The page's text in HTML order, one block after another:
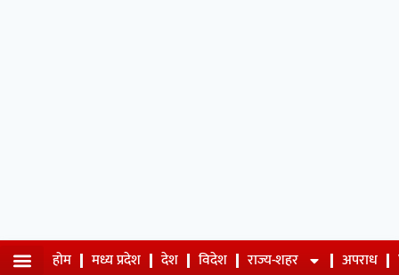
होम मध्य प्रदेश देश विदेश राज्य-शहर अपराध